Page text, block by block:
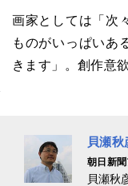
画家としては「次
ものがいっぱいあ
きます」。創作意
貝瀬秋
朝日新
貝瀬秋